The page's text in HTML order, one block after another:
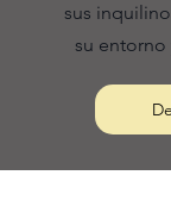
sus
su entorno